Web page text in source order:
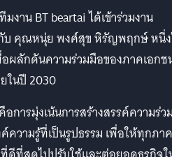
งาน BT beartai ได้เข้าร่วมงาน
กับ คุณหนุ่ย พงศ์สุข หิรัญพฤกษ์ หนึ่
อผลักดันความร่วมมือของภาคเอกช
ในปี 2030
การมุ่งเน้นการสร้างสรรค์ความร่ว
ความรู้ที่เป็นรูปธรรม เพื่อให้ทุกภาค